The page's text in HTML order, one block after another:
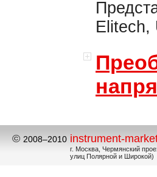
Elitech,
© 2008–2010 instrument-
г. Москва, Чермянский
улиц Полярной и Широкой)